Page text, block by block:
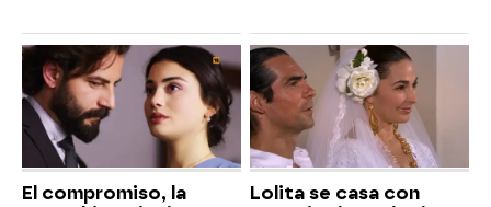
El compromiso, la
Lolita se casa con